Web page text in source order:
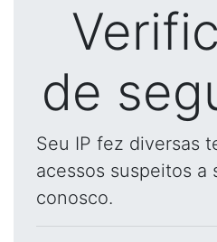
de
Seu IP fez diversas
acessos suspeitos a
conosco.